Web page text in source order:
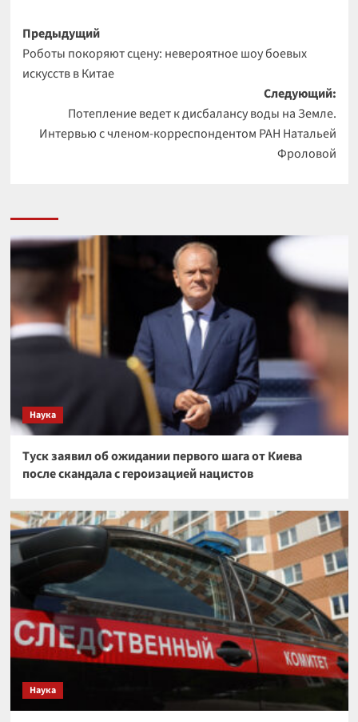
Навигация
записи
Предыдущий
Роботы покоряют сцену: невероятное шоу боевых
искусств в Китае
Следующий:
Потепление ведет к дисбалансу воды на Земле.
Интервью с членом-корреспондентом РАН Натальей
Фроловой
Наука
Туск заявил об ожидании первого шага от Киева
после скандала с героизацией нацистов
Наука